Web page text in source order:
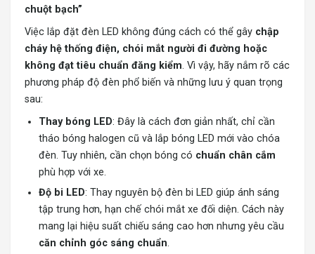
chuột bạch”
Việc lắp đặt đèn LED không đúng cách có thể gây chập
cháy hệ thống điện, chói mắt người đi đường hoặc
không đạt tiêu chuẩn đăng kiểm. Vì vậy, hãy nắm rõ các
phương pháp độ đèn phổ biến và những lưu ý quan trọng
sau:
Thay bóng LED: Đây là cách đơn giản nhất, chỉ cần
tháo bóng halogen cũ và lắp bóng LED mới vào chóa
đèn. Tuy nhiên, cần chọn bóng có chuẩn chân cắm
phù hợp với xe.
Độ bi LED: Thay nguyên bộ đèn bi LED giúp ánh sáng
tập trung hơn, hạn chế chói mắt xe đối diện. Cách này
mang lại hiệu suất chiếu sáng cao hơn nhưng yêu cầu
căn chỉnh góc sáng chuẩn.